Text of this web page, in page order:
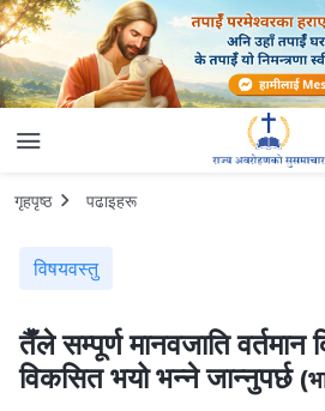
गृहपृष्ठ पढाइहरू
विषयवस्तु
तैँले सम्पूर्ण मानवजाति वर्तमान
विकसित भयो भन्ने जान्‍नुपर्छ